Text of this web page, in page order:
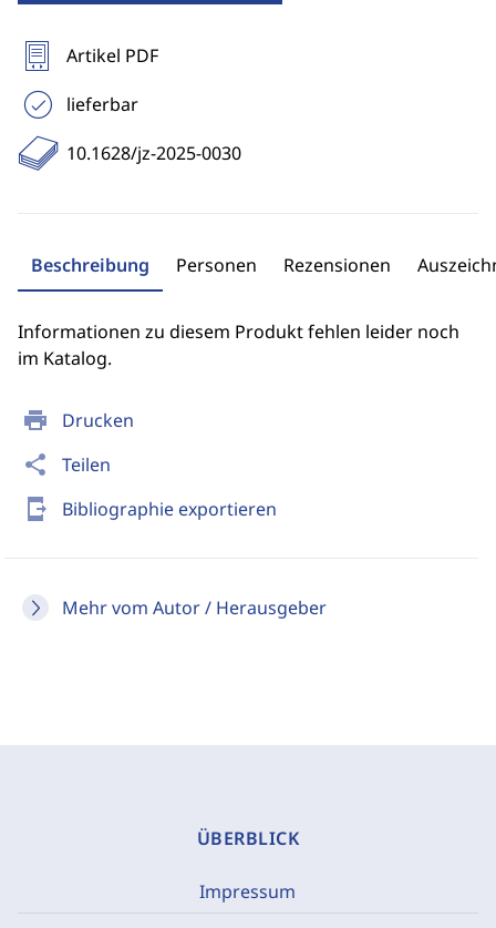
print Drucken
share Teilen
send_to_mobile Bibliographie exportieren
Mehr vom Autor / Herausgeber
Artikel PDF
lieferbar
10.1628/jz-2025-0030
Beschreibung Personen Rezensionen
Informationen zu diesem Produkt fehlen leider noch
im Katalog.
ÜBERBLICK
Impressum